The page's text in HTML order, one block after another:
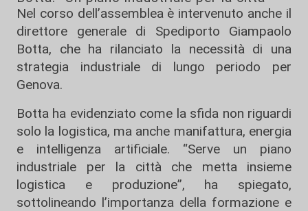
Nel corso dell’assemblea è intervenuto anche il
direttore generale di Spediporto Giampaolo
Botta, che ha rilanciato la necessità di una
strategia industriale di lungo periodo per
Genova.
Botta ha evidenziato come la sfida non riguardi
solo la logistica, ma anche manifattura, energia
e intelligenza artificiale. “Serve un piano
industriale per la città che metta insieme
logistica e produzione”, ha spiegato,
sottolineando l’importanza della formazione e